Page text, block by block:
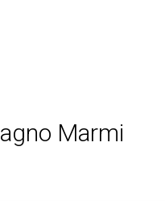
Marmi